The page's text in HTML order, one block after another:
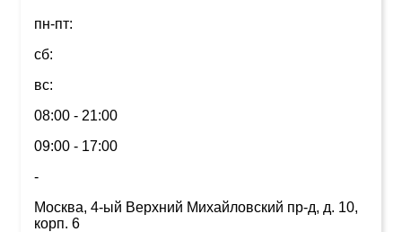
пн-пт:
сб:
вс:
08:00 - 21:00
09:00 - 17:00
-
Москва, 4-ый Верхний Михайловский пр-д, д. 10,
корп. 6